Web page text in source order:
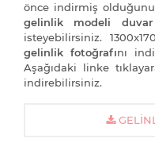
önce indirmiş
gelinlik modeli duvar
isteyebilirsiniz.
gelinlik fotoğrafını
Aşağıdaki linke
indirebilirsiniz.